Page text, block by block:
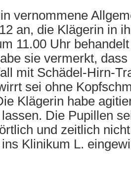
vernommene
an, die Klägerin in
11.00 Uhr
sie vermerkt,
mit Schädel-Hirn-
sei ohne
Klägerin habe
Die Pupillen
und zeitlich
Klinikum L.